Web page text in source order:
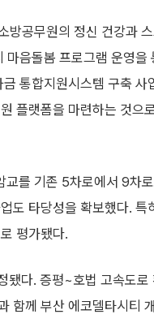
방공무원의 정신 건강과 스
음돌봄 프로그램 운영을
통합지원시스템 구축
플랫폼을 마련하는 것으
를 기존 5차로에서 9차
도 타당성을 확보했다. 특
평가됐다.
됐다. 증평~호법 고속도
함께 부산 에코델타시티